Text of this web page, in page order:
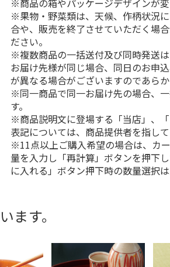
※商品の箱やパッケージデザインが変
※果物・野菜類は、天候、作柄状況
合や、販売を終了させていただく場
ださい。
※複数商品の一括送付及び同時発送
お届け先様が同じ場合、同日のお申
が異なる場合がございますのであら
※同一商品で同一お届け先の場合、
す。
※商品説明文に登場する「当店」、
表記については、商品提供者を指して
※11点以上ご購入希望の場合は、カ
量を入力し「再計算」ボタンを押下
に入れる」ボタン押下時の数量選択は
ます。